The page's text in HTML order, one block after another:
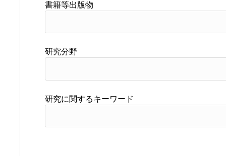
書籍等出版物
研究分野
研究に関するキーワード